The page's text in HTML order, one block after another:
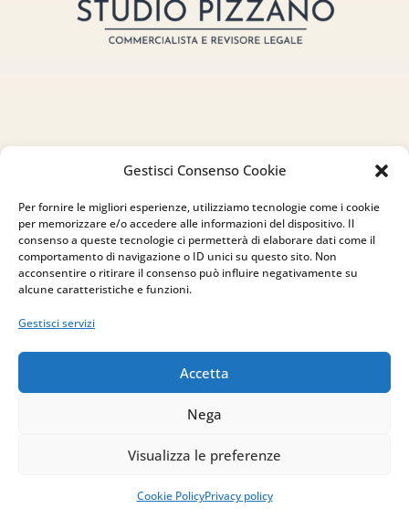
Gestisci Consenso Cookie
Per fornire le migliori esperienze, utilizziamo tecnologie come i cookie
per memorizzare e/o accedere alle informazioni del dispositivo. Il
consenso a queste tecnologie ci permetterà di elaborare dati come il
comportamento di navigazione o ID unici su questo sito. Non
acconsentire o ritirare il consenso può influire negativamente su
alcune caratteristiche e funzioni.
Gestisci servizi
Accetta
Nega
Visualizza le preferenze
Cookie PolicyPrivacy policy
83030 Venticano (AV)
Email
P.IVA
IT02754810642
NEWSLETTER
Per restare sempre aggiornato su tutte le